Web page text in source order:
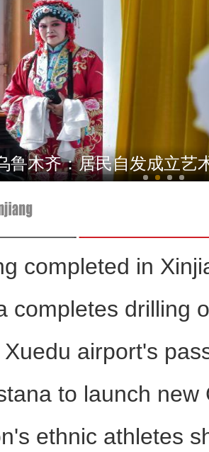
门医院在中哈霍尔果斯国
父亲的河
鲁木齐：居民自发成立艺
completed in
completes drilling
airport's
to launch
ethnic athletes